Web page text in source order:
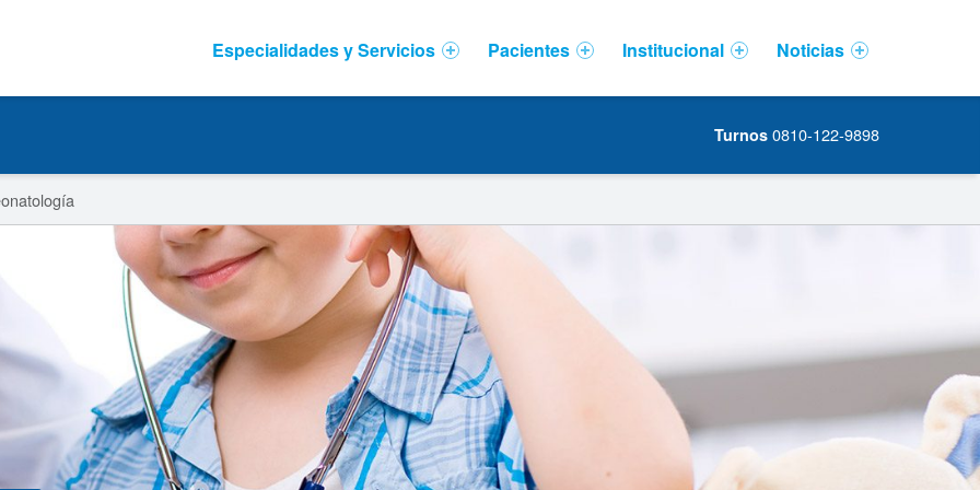
Especialidades y Servicios Pacientes Institucional Noticias
Turnos 0810-122-9898